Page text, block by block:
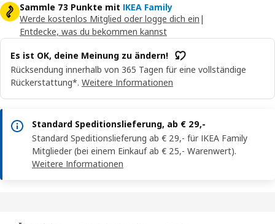
Sammle 73 Punkte mit IKEA Family
Werde kostenlos Mitglied oder logge dich ein |
Entdecke, was du bekommen kannst
Es ist OK, deine Meinung zu ändern!
Rücksendung innerhalb von 365 Tagen für eine vollständige
Rückerstattung*. Weitere Informationen
Standard Speditionslieferung, ab € 29,-
Standard Speditionslieferung ab € 29,- für IKEA Family
Mitglieder (bei einem Einkauf ab € 25,- Warenwert).
Weitere Informationen